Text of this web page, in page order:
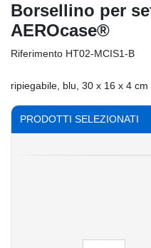
Borsellino per
AEROcase®
Riferimento HT02-MCIS1-B
ripiegabile, blu, 30 x 16 x 4 cm
PRODOTTI SELEZIONATI